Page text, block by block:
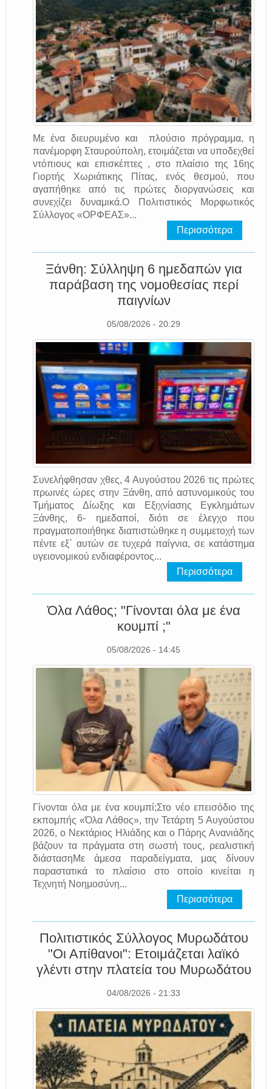
Με ένα διευρυμένο και πλούσιο πρόγραμμα, η
πανέμορφη Σταυρούπολη, ετοιμάζεται να υποδεχθεί
ντόπιους και επισκέπτες , στο πλαίσιο της 16ης
Γιορτής Χωριάτικης Πίτας, ενός θεσμού, που
αγαπήθηκε από τις πρώτες διοργανώσεις και
συνεχίζει δυναμικά.Ο Πολιτιστικός Μορφωτικός
Σύλλογος «ΟΡΦΕΑΣ»...
Περισσότερα
Ξάνθη: Σύλληψη 6 ημεδαπών για
παράβαση της νομοθεσίας περί
παιγνίων
05/08/2026 - 20:29
Συνελήφθησαν χθες, 4 Αυγούστου 2026 τις πρώτες
πρωινές ώρες στην Ξάνθη, από αστυνομικούς του
Τμήματος Δίωξης και Εξιχνίασης Εγκλημάτων
Ξάνθης, 6- ημεδαποί, διότι σε έλεγχο που
πραγματοποιήθηκε διαπιστώθηκε η συμμετοχή των
πέντε εξ΄ αυτών σε τυχερά παίγνια, σε κατάστημα
υγειονομικού ενδιαφέροντος...
Περισσότερα
Όλα Λάθος; "Γίνονται όλα με ένα
κουμπί ;"
05/08/2026 - 14:45
Γίνονται όλα με ένα κουμπί;Στο νέο επεισόδιο της
εκπομπής «Όλα Λάθος», την Τετάρτη 5 Αυγούστου
2026, ο Νεκτάριος Ηλιάδης και ο Πάρης Ανανιάδης
βάζουν τα πράγματα στη σωστή τους, ρεαλιστική
διάστασηΜε άμεσα παραδείγματα, μας δίνουν
παραστατικά το πλαίσιο στο οποίο κινείται η
Τεχνητή Νοημοσύνη...
Περισσότερα
Πολιτιστικός Σύλλογος Μυρωδάτου
"Οι Απίθανοι": Ετοιμάζεται λαϊκό
γλέντι στην πλατεία του Μυρωδάτου
04/08/2026 - 21:33